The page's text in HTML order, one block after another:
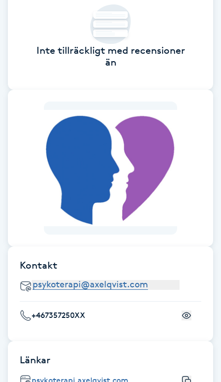
Fibromassage
Fotmassage
Fransfärgning
Fransförlängning
Fransförlängning Megavolym
Fransförlängning Volym
Inte tillräckligt med recensioner
än
Kontakt
+467357250XX
Länkar